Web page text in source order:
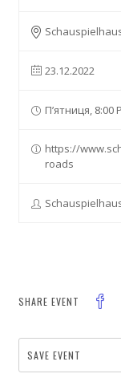
23.12.2022
П’ятниця, 8:00
https://
roads
SHARE EVENT
SAVE EVENT